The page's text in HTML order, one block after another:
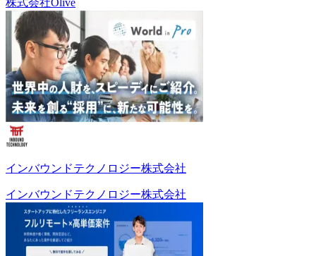
株式会社Olive
インバウンドテクノロジー株式会社
インバウンドテクノロジー株式会社